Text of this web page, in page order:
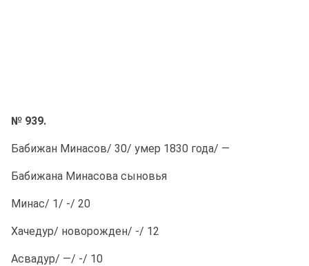
№ 939.
Бабижан Минасов/ 30/ умер 1830 года/ —
Бабижана Минасова сыновья
Минас/ 1/ -/ 20
Хачедур/ новорожден/ -/ 12
Асвадур/ —/ -/ 10